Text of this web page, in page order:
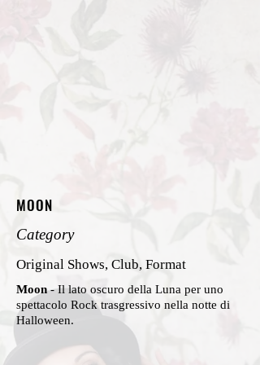
MOON
Category
Original Shows, Club, Format
Moon- Il lato oscuro della Luna per uno
spettacolo Rock trasgressivo nella notte di
Halloween.